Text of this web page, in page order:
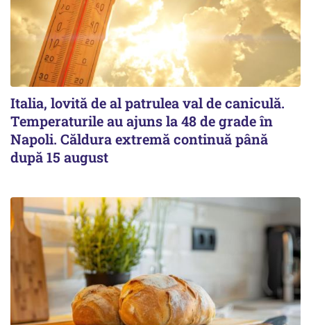
Italia, lovită de al patrulea val de caniculă.
Temperaturile au ajuns la 48 de grade în
Napoli. Căldura extremă continuă până
după 15 august